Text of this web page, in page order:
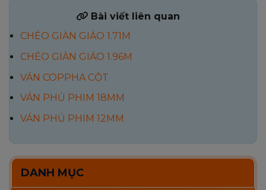
Bài viết liên quan
CHÉO GIÀN GIÁO 1.71M
CHÉO GIÀN GIÁO 1.96M
VÁN COPPHA CỘT
VÁN PHỦ PHIM 18MM
VÁN PHỦ PHIM 12MM
DANH MỤC